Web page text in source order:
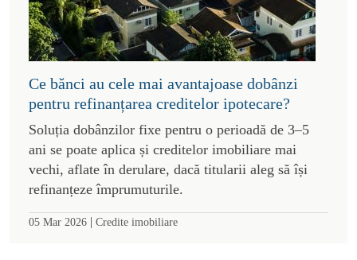
Ce bănci au cele mai avantajoase dobânzi
pentru refinanțarea creditelor ipotecare?
Soluția dobânzilor fixe pentru o perioadă de 3–5
ani se poate aplica și creditelor imobiliare mai
vechi, aflate în derulare, dacă titularii aleg să își
refinanțeze împrumuturile.
05 Mar 2026 | Credite imobiliare